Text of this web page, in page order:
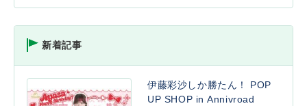
新着記事
伊藤彩沙しか勝たん！ POP
UP SHOP in Annivroad